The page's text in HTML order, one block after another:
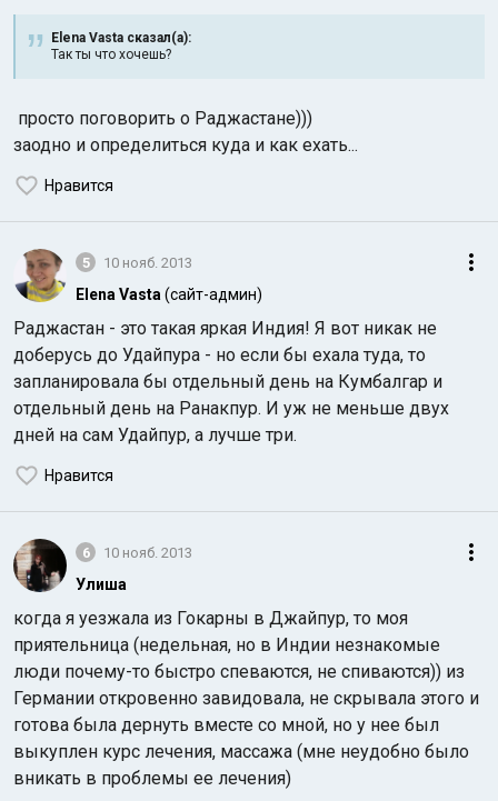
Elena Vasta сказал(а):
Так ты что хочешь?
просто поговорить о Раджастане)))
заодно и определиться куда и как ехать...
Нравится
5 10 нояб. 2013
Elena Vasta (сайт-админ)
Раджастан - это такая яркая Индия! Я вот никак не
доберусь до Удайпура - но если бы ехала туда, то
запланировала бы отдельный день на Кумбалгар и
отдельный день на Ранакпур. И уж не меньше двух
дней на сам Удайпур, а лучше три.
Нравится
6 10 нояб. 2013
Улиша
когда я уезжала из Гокарны в Джайпур, то моя
приятельница (недельная, но в Индии незнакомые
люди почему-то быстро спеваются, не спиваются)) из
Германии откровенно завидовала, не скрывала этого и
готова была дернуть вместе со мной, но у нее был
выкуплен курс лечения, массажа (мне неудобно было
вникать в проблемы ее лечения)